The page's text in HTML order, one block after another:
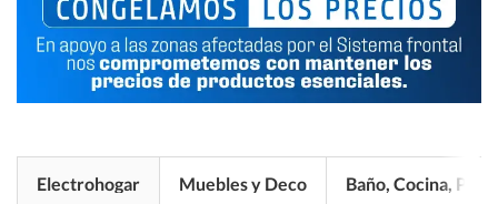
Electrohogar Muebles y Deco Baño, Cocina, Pisos